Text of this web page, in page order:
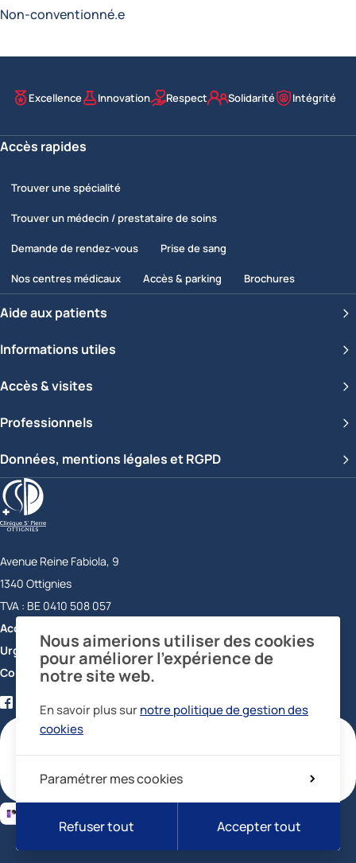
Non-conventionné.e
Nos valeurs
Excellence Innovation Respect Solidarité Intégrité
Accès rapides
Trouver une spécialité
Trouver un médecin / prestataire de soins
Demande de rendez-vous Prise de sang
Nos centres médicaux Accès & parking Brochures
Aide aux patients
Informations utiles
Accès & visites
Professionnels
Données, mentions légales et RGPD
Clinique Saint-Pierre Ottignies
Avenue Reine Fabiola, 9
1340 Ottignies
Belgique
TVA : BE 0410 508 057
Accueil
Urgences
+32 10 43 73 56
Contact
FacebookTwitterYouTubeLinkedIn
certifications
Nous aimerions utiliser des cookies
pour améliorer l’expérience de
notre site web.
En savoir plus surnotre politique de gestion des
cookies
Paramétrer mes cookies
Refuser tout Accepter tout